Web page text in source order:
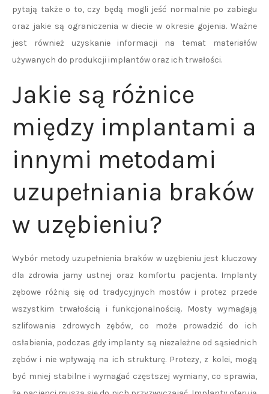
pytają także o to, czy będą mogli jeść normalnie po zabiegu
oraz jakie są ograniczenia w diecie w okresie gojenia. Ważne
jest również uzyskanie informacji na temat materiałów
używanych do produkcji implantów oraz ich trwałości.
Jakie są różnice
między implantami a
innymi metodami
uzupełniania braków
w uzębieniu?
Wybór metody uzupełnienia braków w uzębieniu jest kluczowy
dla zdrowia jamy ustnej oraz komfortu pacjenta. Implanty
zębowe różnią się od tradycyjnych mostów i protez przede
wszystkim trwałością i funkcjonalnością. Mosty wymagają
szlifowania zdrowych zębów, co może prowadzić do ich
osłabienia, podczas gdy implanty są niezależne od sąsiednich
zębów i nie wpływają na ich strukturę. Protezy, z kolei, mogą
być mniej stabilne i wymagać częstszej wymiany, co sprawia,